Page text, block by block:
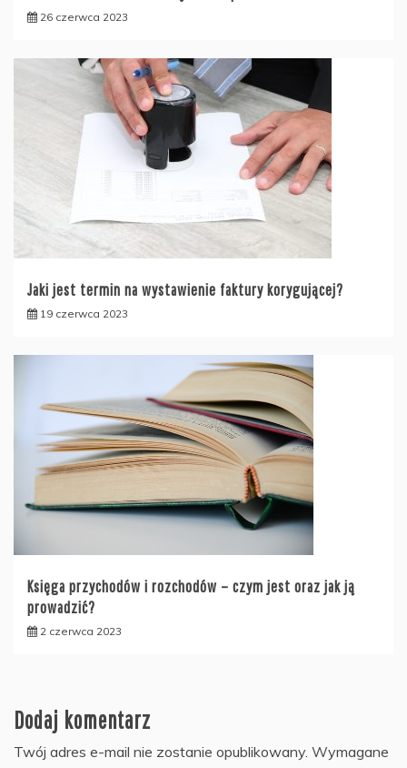
26 czerwca 2023
Jaki jest termin na wystawienie faktury korygującej?
19 czerwca 2023
Księga przychodów i rozchodów – czym jest oraz jak ją
prowadzić?
2 czerwca 2023
Dodaj komentarz
Twój adres e-mail nie zostanie opublikowany. Wymagane